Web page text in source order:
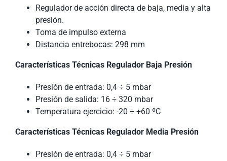
6.283.00 €
Regulador de acción directa de baja, media y alta
presión.
Toma de impulso externa
Distancia entrebocas: 298 mm
Características Técnicas Regulador Baja Presión
Presión de entrada: 0,4 ÷ 5 mbar
Presión de salida: 16 ÷ 320 mbar
Temperatura ejercicio: -20 ÷ +60 ºC
Características Técnicas Regulador Media Presión
Presión de entrada: 0,4 ÷ 5 mbar